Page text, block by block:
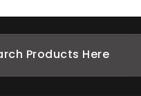
motos. Aquí está lo que necesitas